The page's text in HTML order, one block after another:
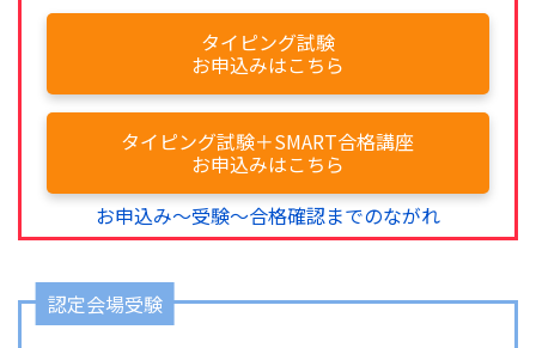
タイピング試験
お申込みはこちら
タイピング試験＋SMART合格講座
お申込みはこちら
お申込み～受験～合格確認までのながれ
認定会場受験